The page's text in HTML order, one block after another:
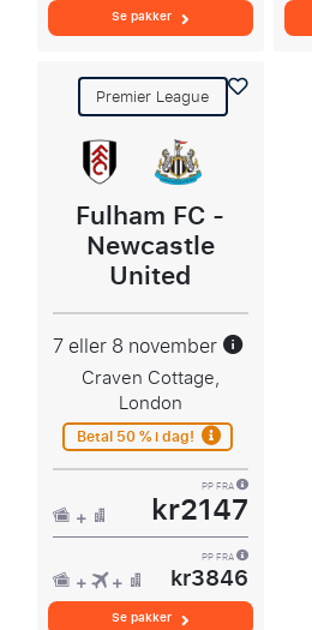
Se pakker
Premier League
Fulham FC -
Newcastle
United
7 eller 8 november
Craven Cottage,
London
Betal 50 % i dag!
PP FRA
kr2147
PP FRA
kr3846
Se pakker